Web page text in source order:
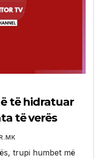
të hidratuar
të verës
trupi humbet më